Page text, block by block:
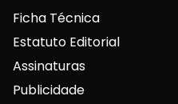
Ficha Técnica
Estatuto Editorial
Assinaturas
Publicidade